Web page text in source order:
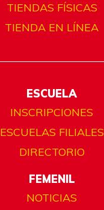
TIENDAS FÍSICAS
TIENDA EN LÍNEA
ESCUELA
INSCRIPCIONES
ESCUELAS FILIALES
DIRECTORIO
FEMENIL
NOTICIAS